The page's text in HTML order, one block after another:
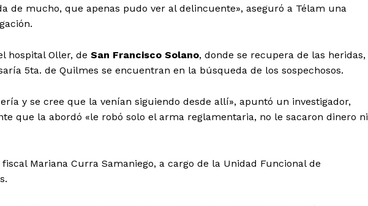
de mucho, que apenas pudo ver al delincuente», aseguró a Télam una
hospital Oller, de San Francisco Solano, donde se recupera de las heridas,
5ta. de Quilmes se encuentran en la búsqueda de los sospechosos.
y se cree que la venían siguiendo desde allí», apuntó un investigador,
que la abordó «le robó solo el arma reglamentaria, no le sacaron dinero ni
Mariana Curra Samaniego, a cargo de la Unidad Funcional de